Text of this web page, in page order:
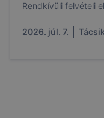
Rendkívüli felvételi
2026. júl. 7.